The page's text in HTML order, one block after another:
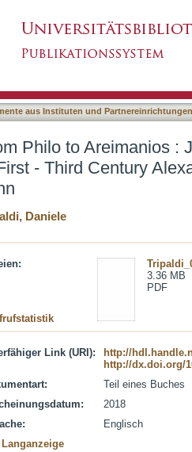
of John
aus Instituten und Partnereinrichtungen
Philo to Areimanios :
- Third Century
Daniele
3.36 MB
PDF
Link (URI):
http://
http://dx.doi.org/
Teil eines Buches
2018
Englisch